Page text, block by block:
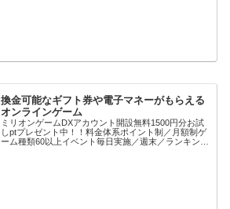
換金可能なギフト券や電子マネーがもらえる
オンラインゲーム
ミリオンゲームDXアカウント開設無料1500円分お試
しptプレゼント中！！料金体系ポイント制／月額制ゲ
ーム種類60以上イベント毎日実施／週末／ランキング